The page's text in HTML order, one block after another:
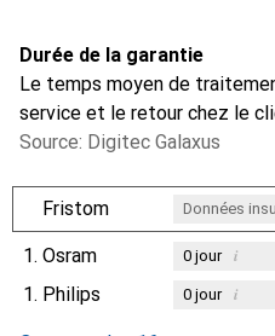
Durée de la garantie
Le temps moyen de
service et le retour chez le
Source: Digitec Galaxus
Fristom Données
1. Osram 0jour i
1. Philips 0jour i